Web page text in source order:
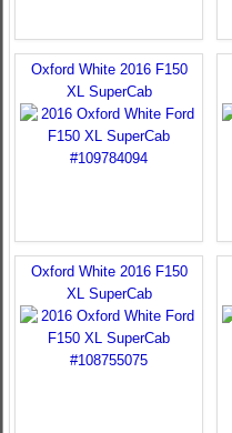
Oxford White 2016 F150
XL SuperCab
Oxford White 2016 F150
XL SuperCab